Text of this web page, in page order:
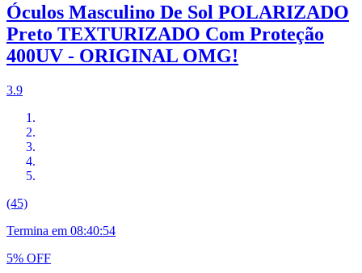
Óculos Masculino De Sol POLARIZADO
Preto TEXTURIZADO Com Proteção
400UV - ORIGINAL OMG!
3.9
(45)
Termina em 08:40:53
5% OFF